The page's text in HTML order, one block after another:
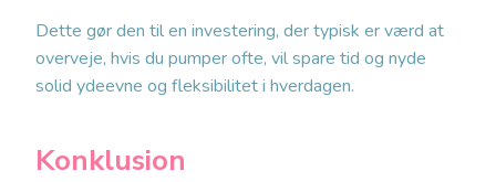
Dette gør den til en investering, der typisk er værd at
overveje, hvis du pumper ofte, vil spare tid og nyde
solid ydeevne og fleksibilitet i hverdagen.
Konklusion